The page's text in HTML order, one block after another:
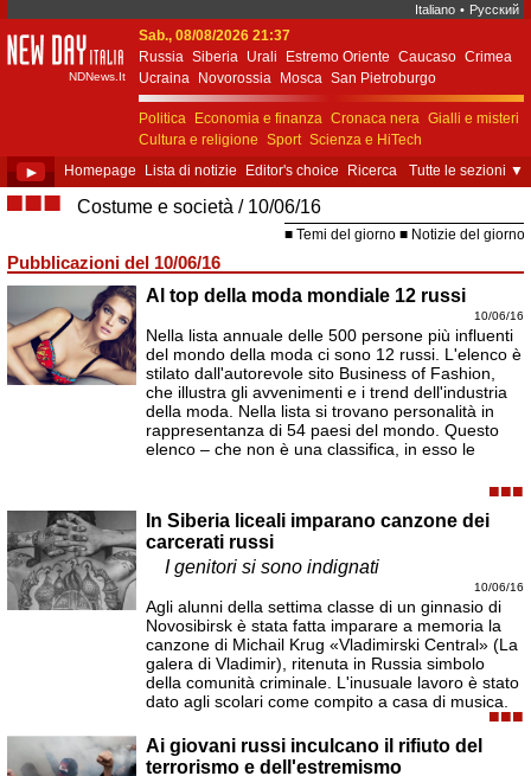
Italiano • Русский
New Day Italia
NDNews.It
Sab., 08/08/2026 21:37
Russia Siberia Urali Estremo Oriente Caucaso Crimea
Ucraina
Novorossia Mosca San Pietroburgo
Ekaterinburgo Kiev Simferopol
Sebastopoli
Politica
Economia e finanza Cronaca nera Gialli e misteri
Cultura e religione Sport Scienza e HiTech
Costume e società
Unione Europea
► Homepage Lista di notizie Editor's choice Ricerca Tutte le sezioni ▼
■■■ Costume e società 10/06/16
Temi del giorno Notizie del giorno
Pubblicazioni del 10/06/16
Al top della moda mondiale 12 russi
10/06/16
Nella lista annuale delle 500 persone più influenti
del mondo della moda ci sono 12 russi. L'elenco è
stilato dall'autorevole sito Business of Fashion,
che illustra gli avvenimenti e i trend dell'industria
della moda. Nella lista si trovano personalità in
rappresentanza di 54 paesi del mondo. Questo
elenco ‒ che non è una classifica, in esso le
■■■
In Siberia liceali imparano canzone dei
carcerati russi
I genitori si sono indignati
10/06/16
Agli alunni della settima classe di un ginnasio di
Novosibirsk è stata fatta imparare a memoria la
canzone di Michail Krug «Vladimirski Central» (La
galera di Vladimir), ritenuta in Russia simbolo
della comunità criminale. L'inusuale lavoro è stato
dato agli scolari come compito a casa di musica.
■■■
Ai giovani russi inculcano il rifiuto del
terrorismo e dell'estremismo